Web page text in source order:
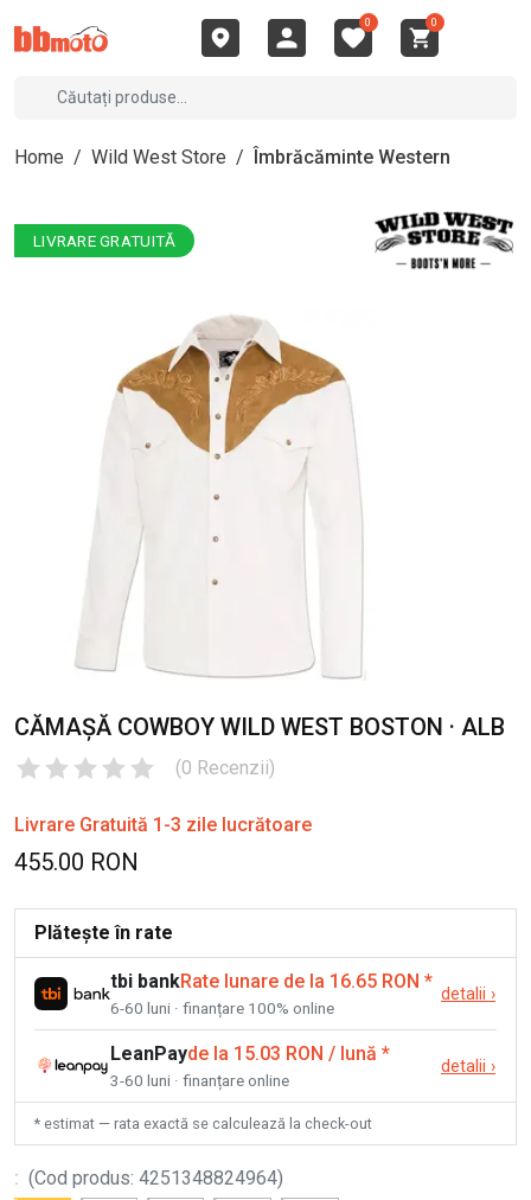
0 0
Home / Wild West Store / Îmbrăcăminte Western
LIVRARE GRATUITĂ
CĂMAȘĂ COWBOY WILD WEST BOSTON · ALB
(0 Recenzii)
Livrare Gratuită 1-3 zile lucrătoare
455.00 RON
Plătește în rate
tbi bankRate lunare de la 16.65 RON *
6-60 luni · finanțare 100% online
detalii ›
LeanPayde la 15.03 RON / lună *
3-60 luni · finanțare online
detalii ›
* estimat — rata exactă se calculează la check-out
: (Cod produs: 4251348824964)